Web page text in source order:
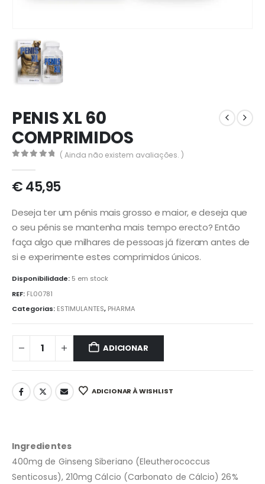
PENIS XL 60
COMPRIMIDOS
( Ainda não existem avaliações. )
€45,95
Deseja ter um pénis mais grosso e maior, e deseja que
o seu pénis se mantenha mais tempo erecto? Então
faça algo que milhares de pessoas já fizeram antes de
si e experimente estes comprimidos únicos.
Disponibilidade: 5 em stock
REF: FL00781
Categorias: ESTIMULANTES, PHARMA
ADICIONAR
ADICIONAR À WISHLIST
Ingredientes
400mg de Ginseng Siberiano (Eleutherococcus
Senticosus), 210mg Cálcio (Carbonato de Cálcio) 26%